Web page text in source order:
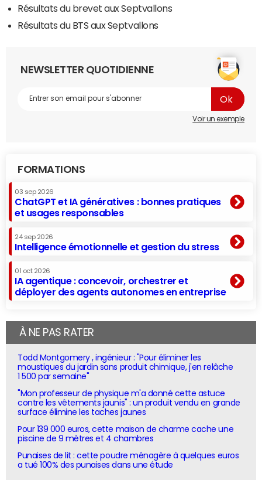
Résultats du brevet aux Septvallons
Résultats du BTS aux Septvallons
NEWSLETTER QUOTIDIENNE
Voir un exemple
FORMATIONS
03 sep 2026
ChatGPT et IA génératives : bonnes pratiques
et usages responsables
24 sep 2026
Intelligence émotionnelle et gestion du stress
01 oct 2026
IA agentique : concevoir, orchestrer et
déployer des agents autonomes en entreprise
À NE PAS RATER
Todd Montgomery , ingénieur : "Pour éliminer les
moustiques du jardin sans produit chimique, j'en relâche
1 500 par semaine"
"Mon professeur de physique m'a donné cette astuce
contre les vêtements jaunis" : un produit vendu en grande
surface élimine les taches jaunes
Pour 139 000 euros, cette maison de charme cache une
piscine de 9 mètres et 4 chambres
Punaises de lit : cette poudre ménagère à quelques euros
a tué 100% des punaises dans une étude